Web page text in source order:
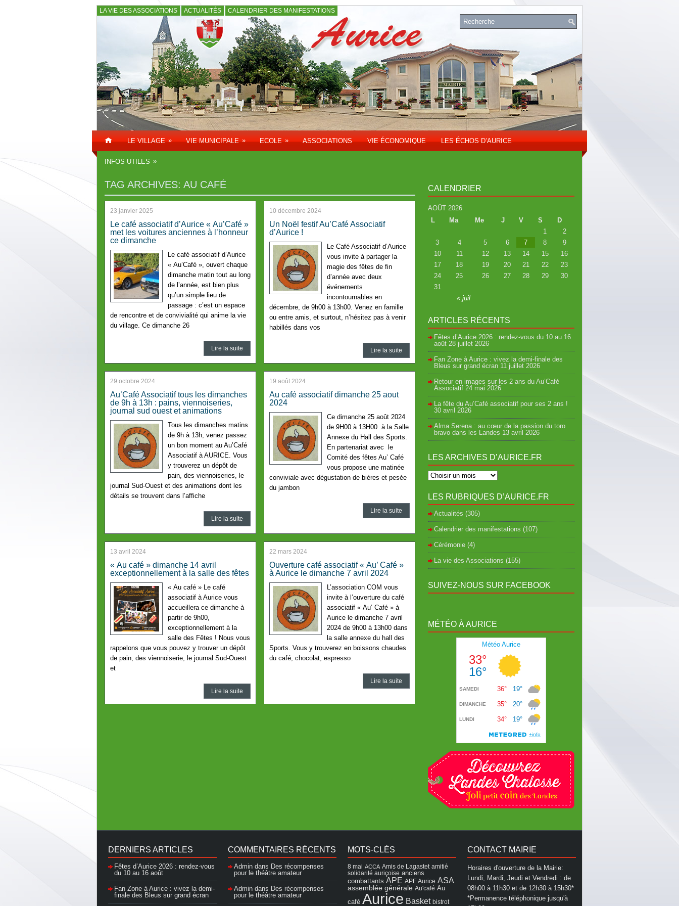
LA VIE DES ASSOCIATIONS ACTUALITÉS CALENDRIER DES MANIFESTATIONS
LE VILLAGE » VIE MUNICIPALE » ECOLE » ASSOCIATIONS VIE ÉCONOMIQUE LES ÉCHOS D’AURICE
INFOS UTILES »
TAG ARCHIVES: AU CAFÉ
23 janvier 2025
Le café associatif d’Aurice « Au’Café »
met les voitures anciennes à l’honneur
ce dimanche
Le café associatif d’Aurice
« Au’Café », ouvert chaque
dimanche matin tout au long
de l’année, est bien plus
qu’un simple lieu de
passage : c’est un espace
de rencontre et de convivialité qui anime la vie
du village. Ce dimanche 26
Lire la suite
10 décembre 2024
Un Noël festif Au’Café Associatif
d’Aurice !
Le Café Associatif d’Aurice
vous invite à partager la
magie des fêtes de fin
d’année avec deux
événements
incontournables en
décembre, de 9h00 à 13h00. Venez en famille
ou entre amis, et surtout, n’hésitez pas à venir
habillés dans vos
Lire la suite
29 octobre 2024
Au’Café Associatif tous les dimanches
de 9h à 13h : pains, viennoiseries,
journal sud ouest et animations
Tous les dimanches matins
de 9h à 13h, venez passez
un bon moment au Au’Café
Associatif à AURICE. Vous
y trouverez un dépôt de
pain, des viennoiseries, le
journal Sud-Ouest et des animations dont les
détails se trouvent dans l’affiche
Lire la suite
19 août 2024
Au café associatif dimanche 25 aout
2024
Ce dimanche 25 août 2024
de 9H00 à 13H00 à la Salle
Annexe du Hall des Sports.
En partenariat avec le
Comité des fêtes Au’ Café
vous propose une matinée
conviviale avec dégustation de bières et pesée
du jambon
Lire la suite
13 avril 2024
« Au café » dimanche 14 avril
exceptionnellement à la salle des fêtes
« Au café » Le café
associatif à Aurice vous
accueillera ce dimanche à
partir de 9h00,
exceptionnellement à la
salle des Fêtes ! Nous vous
rappelons que vous pouvez y trouver un dépôt
de pain, des viennoiserie, le journal Sud-Ouest
et
Lire la suite
22 mars 2024
Ouverture café associatif « Au’ Café »
à Aurice le dimanche 7 avril 2024
L’association COM vous
invite à l’ouverture du café
associatif « Au’ Café » à
Aurice le dimanche 7 avril
2024 de 9h00 à 13h00 dans
la salle annexe du hall des
Sports. Vous y trouverez en boissons chaudes
du café, chocolat, espresso
Lire la suite
CALENDRIER
AOÛT 2026
L
Ma Me J V S D
« juil
1
2
3
4 5 6 7 8
9
10
11 12 13 14 15
16
17
18 19 20 21 22
23
24
25 26 27 28 29
30
31
ARTICLES RÉCENTS
Fêtes d’Aurice 2026 : rendez-vous du 10 au 16
août 28 juillet 2026
Fan Zone à Aurice : vivez la demi-finale des
Bleus sur grand écran 11 juillet 2026
Retour en images sur les 2 ans du Au’Café
Associatif 24 mai 2026
La fête du Au’Café associatif pour ses 2 ans !
30 avril 2026
Alma Serena : au cœur de la passion du toro
bravo dans les Landes 13 avril 2026
LES ARCHIVES D’AURICE.FR
LES RUBRIQUES D’AURICE.FR
Actualités (305)
Calendrier des manifestations (107)
Cérémonie (4)
La vie des Associations (155)
SUIVEZ-NOUS SUR FACEBOOK
MÉTÉO À AURICE
DERNIERS ARTICLES
Fêtes d’Aurice 2026 : rendez-vous
du 10 au 16 août
Fan Zone à Aurice : vivez la demi-
finale des Bleus sur grand écran
COMMENTAIRES RÉCENTS
Admin dans Des récompenses
pour le théâtre amateur
Admin dans Des récompenses
pour le théâtre amateur
MOTS-CLÉS
8 mai ACCA Amis de Lagastet amitié
solidarité auriçoise anciens
combattants APE APE Aurice ASA
assemblée générale Au'café Au
café Aurice Basket bistrot
CONTACT MAIRIE
Horaires d'ouverture de la Mairie:
Lundi, Mardi, Jeudi et Vendredi : de
08h00 à 11h30 et de 12h30 à 15h30*
*Permanence téléphonique jusqu'à